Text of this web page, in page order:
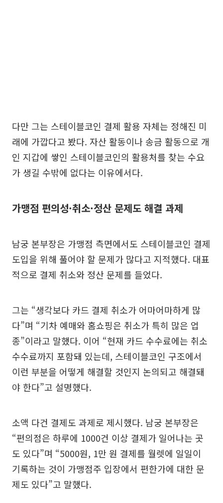
다만 그는 스테이블코인 결제 활용 자체는 정해진 미
래에 가깝다고 봤다. 자산 활동이나 송금 활동으로 개
인 지갑에 쌓인 스테이블코인의 활용처를 찾는 수요
가 생길 수밖에 없다는 이유에서다.
가맹점 편의성·취소·정산 문제도 해결 과제
남궁 본부장은 가맹점 측면에서도 스테이블코인 결제
도입을 위해 풀어야 할 문제가 많다고 지적했다. 대표
적으로 결제 취소와 정산 문제를 들었다.
그는 “생각보다 카드 결제 취소가 어마어마하게 많
다”며 “기차 예매와 홈쇼핑은 취소가 특히 많은 업
종”이라고 말했다. 이어 “현재 카드 수수료에는 취소
수수료까지 포함돼 있는데, 스테이블코인 구조에서
이런 부분을 어떻게 해결할 것인지 논의되고 해결돼
야 한다”고 설명했다.
소액 다건 결제도 과제로 제시했다. 남궁 본부장은
“편의점은 하루에 1000건 이상 결제가 일어나는 곳
도 있다”며 “5000원, 1만 원 결제를 월렛에 일일이
기록하는 것이 가맹점주 입장에서 편한가에 대한 문
제도 있다”고 말했다.